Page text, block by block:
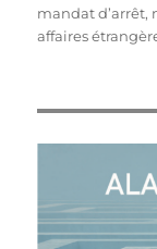
mandat d’arrêt,
affaires